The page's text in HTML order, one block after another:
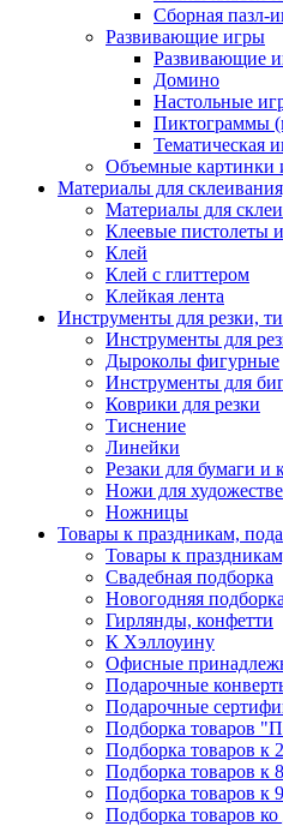
Сборная пазл-
Развивающие игры
Развивающие
Домино
Настольные
Пиктограммы
Тематическая
Объемные картинки
Материалы для
Материалы для
Клеевые пистолеты
Клей
Клей с глиттером
Клейкая лента
Инструменты для резки,
Инструменты для
Дыроколы фигурные
Инструменты для
Коврики для резки
Тиснение
Линейки
Резаки для бумаги и
Ножи для
Ножницы
Товары к праздникам,
Товары к
Свадебная подборка
Новогодняя
Гирлянды, конфетти
К Хэллоуину
Офисные
Подарочные
Подарочные
Подборка товаров
Подборка товаров к
Подборка товаров к
Подборка товаров к
Подборка товаров